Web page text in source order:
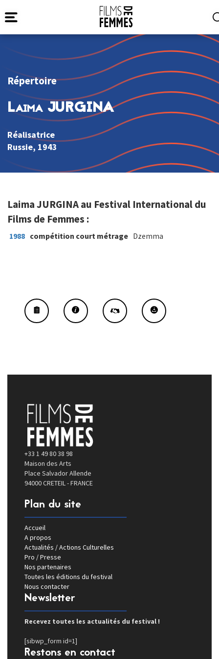
Répertoire
Laima JURGINA
Réalisatrice
Russie, 1943
Laima JURGINA au Festival International du
Films de Femmes :
1988 compétition court métrage Dzemma
+33 1 49 80 38 98
Maison des Arts
Place Salvador Allende
94000 CRETEIL - FRANCE
Plan du site
Accueil
A propos
Actualités / Actions Culturelles
Pro / Presse
Nos partenaires
Toutes les éditions du festival
Nous contacter
Newsletter
Recevez toutes les actualités du festival !
[sibwp_form id=1]
Restons en contact